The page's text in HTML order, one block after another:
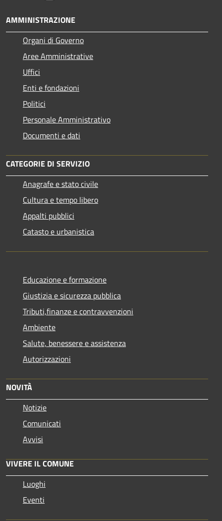
AMMINISTRAZIONE
Organi di Governo
Aree Amministrative
Uffici
Enti e fondazioni
Politici
Personale Amministrativo
Documenti e dati
CATEGORIE DI SERVIZIO
Anagrafe e stato civile
Cultura e tempo libero
Appalti pubblici
Catasto e urbanistica
Educazione e formazione
Giustizia e sicurezza pubblica
Tributi,finanze e contravvenzioni
Ambiente
Salute, benessere e assistenza
Autorizzazioni
NOVITÀ
Notizie
Comunicati
Avvisi
VIVERE IL COMUNE
Luoghi
Eventi